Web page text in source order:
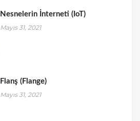
Nesnelerin İnterneti (IoT)
Mayıs 31, 2021
Flanş (Flange)
Mayıs 31, 2021